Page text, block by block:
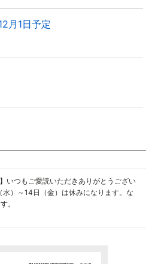
月1日予定
いつもご愛読いただきありがとうござい
水）～14日（金）は休みになります。な
。